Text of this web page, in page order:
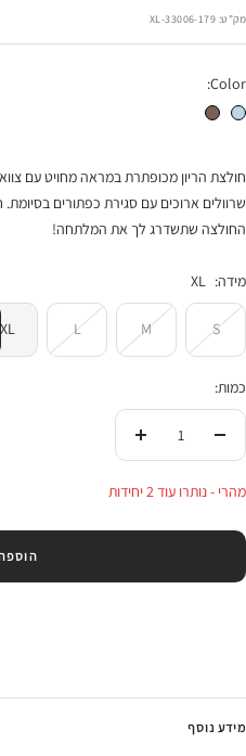
בהנחה
מק"ט: 33006-179-XL
Color:
חולצת הריון איילה פסים תכלתחולצת הריון איילה מנומר
חולצת הריון מכופתרת במראה מחויט עם
שרוולים ארוכים עם סגירת כפתורים
החולצה שתשדרג לך את המלתחה!
מידה: XL
S
M
L
XL
כמות:
העלי
מהרי - נותרו עוד 2 יחידות
מידע נוסף